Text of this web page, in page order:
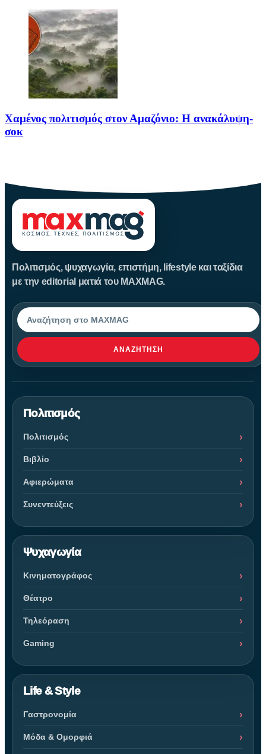
Χαμένος πολιτισμός στον Αμαζόνιο: Η ανακάλυψη-
σοκ
Πολιτισμός, ψυχαγωγία, επιστήμη, lifestyle και ταξίδια
με την editorial ματιά του MAXMAG.
Αναζήτηση
ΑΝΑΖΉΤΗΣΗ
Πολιτισμός
Πολιτισμός
Βιβλίο
Αφιερώματα
Συνεντεύξεις
Ψυχαγωγία
Κινηματογράφος
Θέατρο
Τηλεόραση
Gaming
Life & Style
Γαστρονομία
Μόδα & Ομορφιά